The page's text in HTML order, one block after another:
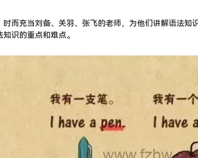
时而充当刘备、关羽、张飞的老师，为他们讲解语法知
识的重点和难点。